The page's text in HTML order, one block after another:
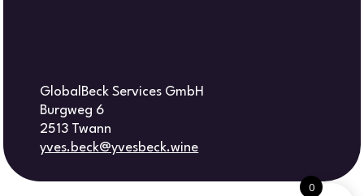
GlobalBeck Services GmbH
Burgweg 6
2513 Twann
yves.beck@yvesbeck.wine
0